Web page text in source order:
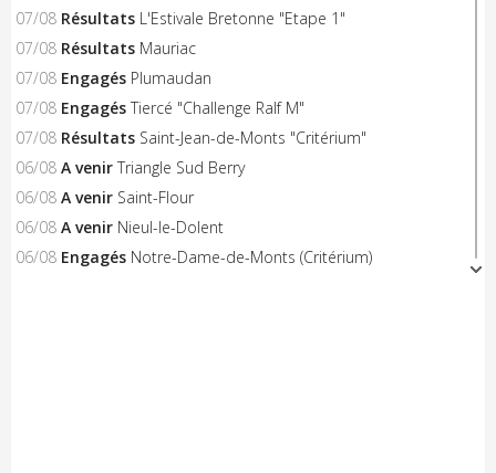
07/08 Résultats L'Estivale Bretonne "Etape 1"
07/08 Résultats Mauriac
07/08 Engagés Plumaudan
07/08 Engagés Tiercé "Challenge Ralf M"
07/08 Résultats Saint-Jean-de-Monts "Critérium"
06/08 A venir Triangle Sud Berry
06/08 A venir Saint-Flour
06/08 A venir Nieul-le-Dolent
06/08 Engagés Notre-Dame-de-Monts (Critérium)